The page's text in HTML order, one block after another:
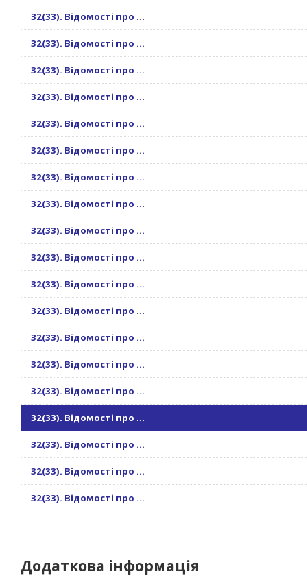
32(33). Відомості про ...
32(33). Відомості про ...
32(33). Відомості про ...
32(33). Відомості про ...
32(33). Відомості про ...
32(33). Відомості про ...
32(33). Відомості про ...
32(33). Відомості про ...
32(33). Відомості про ...
32(33). Відомості про ...
32(33). Відомості про ...
32(33). Відомості про ...
32(33). Відомості про ...
32(33). Відомості про ...
32(33). Відомості про ...
32(33). Відомості про ...
32(33). Відомості про ...
32(33). Відомості про ...
32(33). Відомості про ...
Додаткова інформація